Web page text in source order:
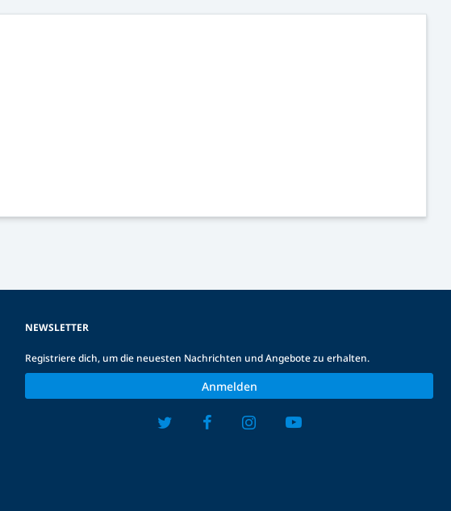
NEWSLETTER
Registriere dich, um die neuesten Nachrichten und Angebote zu erhalten.
Anmelden